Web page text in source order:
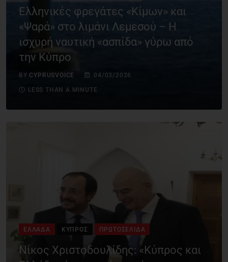
Ελληνικές φρεγάτες «Κίμων» και
«Ψαρά» στο λιμάνι Λεμεσού – Η
ισχυρή ναυτική «ασπίδα» γύρω από
την Κύπρο
BY CYPRUSVOICE 04/03/2026
LESS THAN A MINUTE
ΕΛΛΆΔΑ ΚΎΠΡΟΣ ΠΡΩΤΟΣΈΛΙΔΑ
Νίκος Χριστοδουλίδης: «Κύπρος και